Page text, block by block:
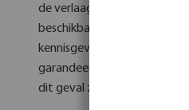
de verlaagde prijs geleverd
beschikbaarheid kunnen
kennisgeving plaatsvinden.
garandeert niet de
dit geval zal onze